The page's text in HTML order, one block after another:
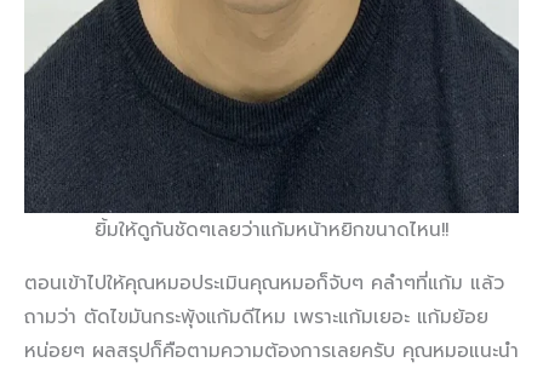
ยิ้มให้ดูกันชัดๆเลยว่าแก้มหน้าหยิกขนาดไหน!!
ตอนเข้าไปให้คุณหมอประเมินคุณหมอก็จับๆ คลำๆที่แก้ม แล้ว
ถามว่า ตัดไขมันกระพุ้งแก้มดีไหม เพราะแก้มเยอะ แก้มย้อย
หน่อยๆ ผลสรุปก็คือตามความต้องการเลยครับ คุณหมอแนะนำ